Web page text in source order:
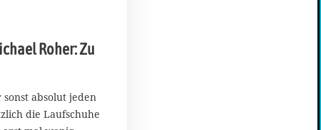
Roher: Zu
absolut jeden
die Laufschuhe